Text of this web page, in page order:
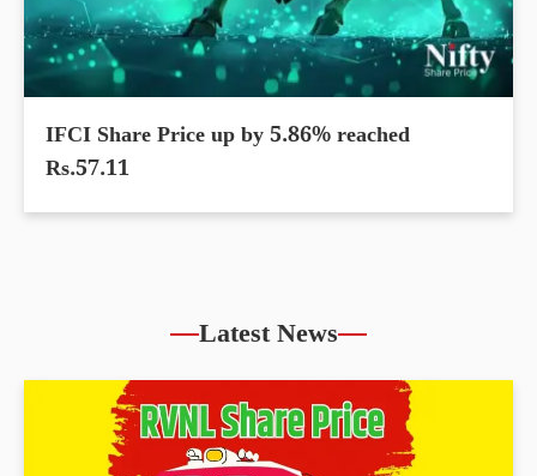
IFCI Share Price up by 5.86% reached
Rs.57.11
Latest News